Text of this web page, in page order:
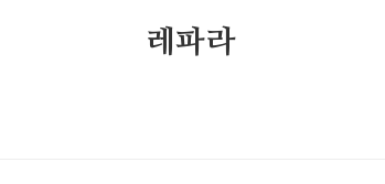
레파라